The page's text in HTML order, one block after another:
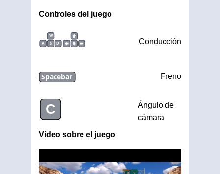
Controles del juego
W
A
S D Conducción
Spacebar Freno
C
Ángulo de
cámara
Vídeo sobre el juego